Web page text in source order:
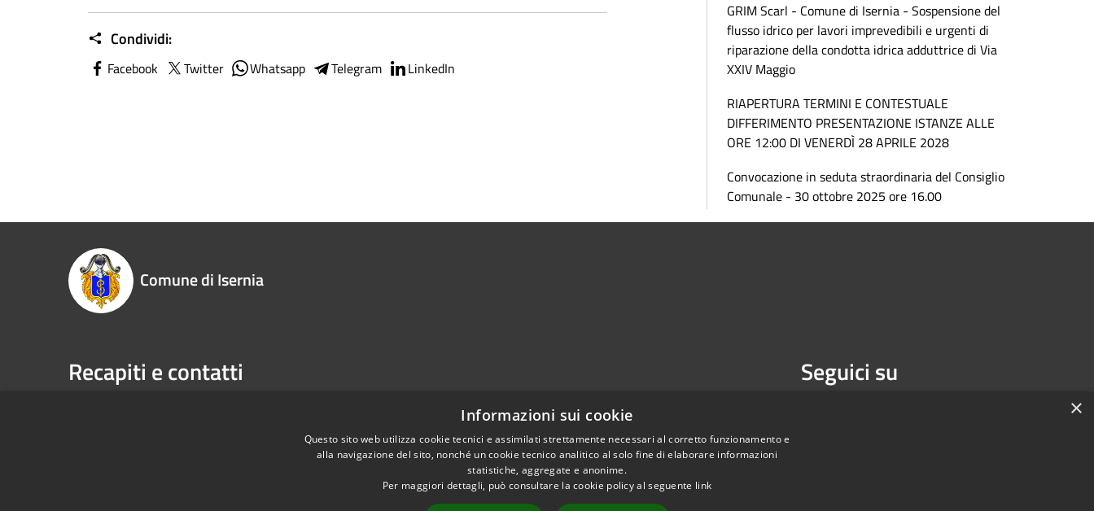
Condividi:
Facebook Twitter Whatsapp Telegram LinkedIn
GRIM Scarl - Comune di Isernia - Sospensione del
flusso idrico per lavori imprevedibili e urgenti di
riparazione della condotta idrica adduttrice di Via
XXIV Maggio
RIAPERTURA TERMINI E CONTESTUALE
DIFFERIMENTO PRESENTAZIONE ISTANZE ALLE
ORE 12:00 DI VENERDÌ 28 APRILE 2028
Convocazione in seduta straordinaria del Consiglio
Comunale - 30 ottobre 2025 ore 16.00
Comune di Isernia
Recapiti e contatti
Email:protocollo@comune.isernia.it
Pec: comuneisernia@pec.it
Seguici su
×
Informazioni sui cookie
Questo sito web utilizza cookie tecnici e assimilati strettamente necessari al corretto funzionamento e
alla navigazione del sito, nonché un cookie tecnico analitico al solo fine di elaborare informazioni
statistiche, aggregate e anonime.
Per maggiori dettagli, può consultare la cookie policy al seguente link